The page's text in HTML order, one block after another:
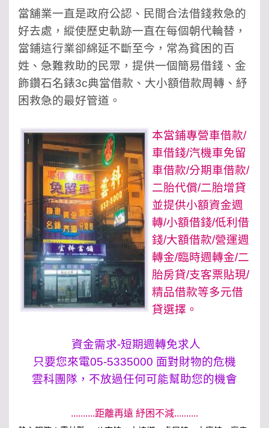
當舖業一直是政府公認、民間合法借錢救急的
好去處，縱使歷史軌跡一直在每個朝代輪替，
當鋪這行業卻綿延不斷至今，常為貧困的百
姓、急難救助的民眾，提供一個簡易借錢、金
飾鑽石名錶3c典當借款、大小額借款周轉、紓
困救急的最好管道。
本當鋪專營車借款/
車借錢/汽機車免留
車借款/分期車借款/
二胎代償/二胎增貸
並提供小額資金週
轉/小額借錢/低利借
錢/大額借款/營運週
轉金/臨時週轉金/二
胎房貸/支客票貼現/
精品借款等多元借
貸選擇。
資金需求-短期週轉免求人
只要您來電05-5335000 面對財物的危機
雲科團隊，不放過任何可能幫助您的機會
..........距離再遠 紓困不減..........